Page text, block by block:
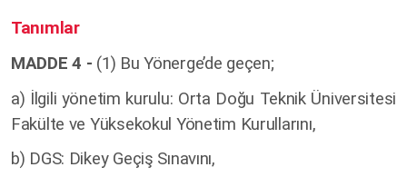
Tanımlar
MADDE 4 - (1) Bu Yönerge’de geçen;
a) İlgili yönetim kurulu: Orta Doğu Teknik Üniversitesi
Fakülte ve Yüksekokul Yönetim Kurullarını,
b) DGS: Dikey Geçiş Sınavını,